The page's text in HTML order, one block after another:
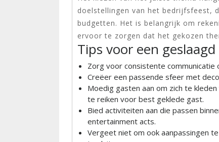
doelstellingen van het bedrijfsfeest,
budgetten. Het is belangrijk om
ervoor te zorgen dat het gekozen
Tips voor een
Zorg voor consistente communicatie
Creëer een passende sfeer met
Moedig gasten aan om zich te
te reiken voor best geklede gast.
Bied activiteiten aan die passen
entertainment acts.
Vergeet niet om ook aanpassingen